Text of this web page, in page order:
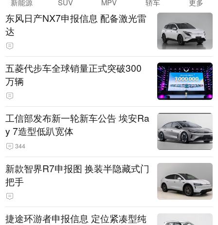
新能源 SUV MPV 轿车 更多
东风日产NX7申报信息 配备激光雷
达
五菱代步车全球销量正式突破300
万辆
工信部发布新一轮新车公告 埃安Ra
y 7造型低趴宽体
344
新款智界R7申报图 换装半隐藏式门
把手
捷途环游者申报信息 定位紧凑型纯